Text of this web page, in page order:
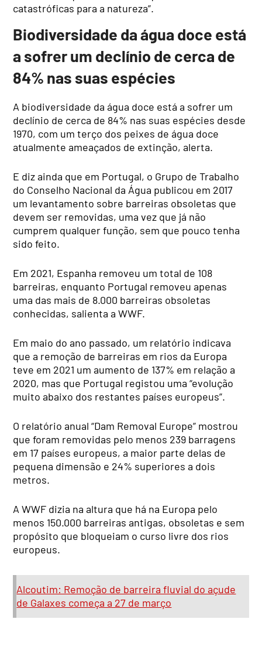
catastróficas para a natureza”.
Biodiversidade da água doce está
a sofrer um declínio de cerca de
84% nas suas espécies
A biodiversidade da água doce está a sofrer um
declínio de cerca de 84% nas suas espécies desde
1970, com um terço dos peixes de água doce
atualmente ameaçados de extinção, alerta.
E diz ainda que em Portugal, o Grupo de Trabalho
do Conselho Nacional da Água publicou em 2017
um levantamento sobre barreiras obsoletas que
devem ser removidas, uma vez que já não
cumprem qualquer função, sem que pouco tenha
sido feito.
Em 2021, Espanha removeu um total de 108
barreiras, enquanto Portugal removeu apenas
uma das mais de 8.000 barreiras obsoletas
conhecidas, salienta a WWF.
Em maio do ano passado, um relatório indicava
que a remoção de barreiras em rios da Europa
teve em 2021 um aumento de 137% em relação a
2020, mas que Portugal registou uma “evolução
muito abaixo dos restantes países europeus”.
O relatório anual “Dam Removal Europe” mostrou
que foram removidas pelo menos 239 barragens
em 17 países europeus, a maior parte delas de
pequena dimensão e 24% superiores a dois
metros.
A WWF dizia na altura que há na Europa pelo
menos 150.000 barreiras antigas, obsoletas e sem
propósito que bloqueiam o curso livre dos rios
europeus.
Alcoutim: Remoção de barreira fluvial do açude
de Galaxes começa a 27 de março